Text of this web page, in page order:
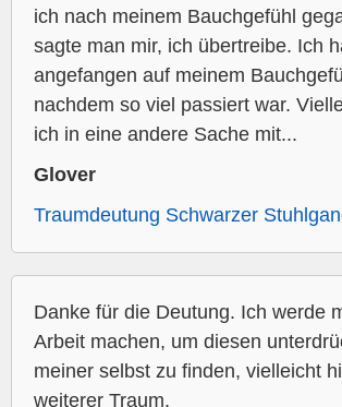
ich nach meinem Bauchgefühl
sagte man mir, ich übertreibe. Ich
angefangen auf meinem
nachdem so viel passiert war.
ich in eine andere Sache mit...
Glover
Traumdeutung Schwarzer
Danke für die Deutung. Ich werde
Arbeit machen, um diesen
meiner selbst zu finden, vielleicht
weiterer Traum.